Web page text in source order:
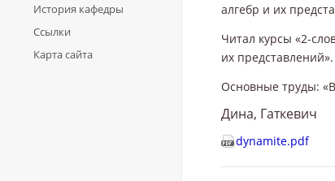
История кафедры
Ссылки
Карта сайта
алгебр и их
Читал курсы «2-
их представлений».
Основные труды:
Дина, Гаткевич
dynamite.pdf